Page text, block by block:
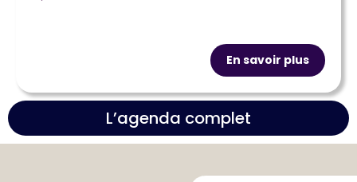
En savoir plus
L’agenda complet